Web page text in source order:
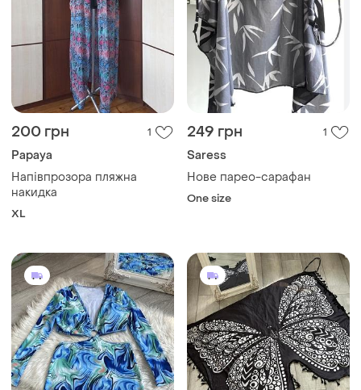
200 грн 1
Papaya
Напівпрозора пляжна
накидка
XL
249 грн 1
Saress
Нове парео-сарафан
One size